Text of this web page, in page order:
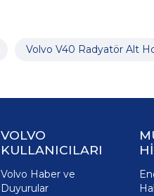
Volvo V40 Radyatör Alt
VOLVO
KULLANICILARI
Volvo Haber ve
Duyurular